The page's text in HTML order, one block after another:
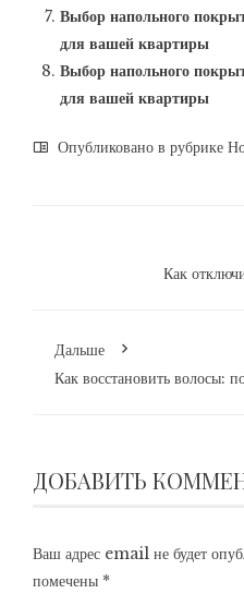
Выбор напольного
для вашей квартиры
Выбор напольного
для вашей квартиры
Опубликовано в рубрике
Как
Дальше
Как восстановить волосы:
ДОБАВИТЬ
Ваш адрес email не будет
помечены *